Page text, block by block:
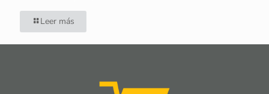
Leer más